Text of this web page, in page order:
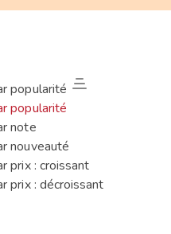
popularité
popularité
note
nouveauté
prix : croissant
prix : décroissant